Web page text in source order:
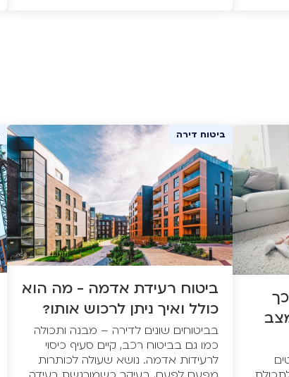
ביטוח דירה
ביטוח רעידת אדמה - מה הוא
כולל ואיך ניתן לרכוש אותו?
בביטוחים שונים לדירה – מבנה ותכולה
כמו גם בביטוח רכב, קיים סעיף כיסוי
לרעידות אדמה. נושא שעולה לכותרות